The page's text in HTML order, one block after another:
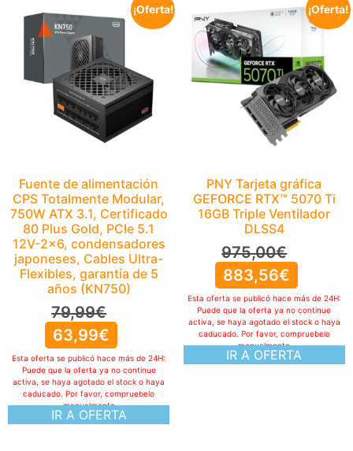
¡Oferta!
Fuente de alimentación
CPS Totalmente Modular,
750W ATX 3.1, Certificado
80 Plus Gold, PCIe 5.1
12V-2×6, condensadores
japoneses, Cables Ultra-
Flexibles, garantía de 5
años (KN750)
79,99€
63,99€
IR A OFERTA
Esta oferta se publicó hace más de 24H:
Puede que la oferta ya no continue
activa, se haya agotado el stock o haya
caducado. Por favor, compruebelo
manualmente
¡Oferta!
PNY Tarjeta gráfica
GEFORCE RTX™ 5070 Ti
16GB Triple Ventilador
DLSS4
975,00€
883,56€
IR A OFERTA
Esta oferta se publicó hace más de 24H:
Puede que la oferta ya no continue
activa, se haya agotado el stock o haya
caducado. Por favor, compruebelo
manualmente